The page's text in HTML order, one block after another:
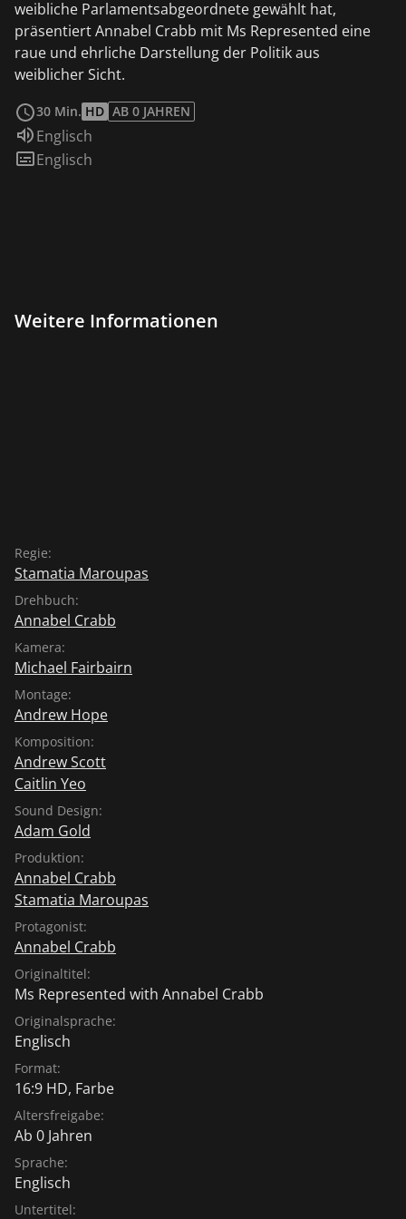
weibliche Parlamentsabgeordnete gewählt hat,
präsentiert Annabel Crabb mit Ms Represented eine
raue und ehrliche Darstellung der Politik aus
weiblicher Sicht.
30 Min. HD AB 0 JAHREN
Sprache:
Englisch
Untertitel:
Englisch
Weitere Informationen
Regie:
Stamatia Maroupas
Drehbuch:
Annabel Crabb
Kamera:
Michael Fairbairn
Montage:
Andrew Hope
Komposition:
Andrew Scott
Caitlin Yeo
Sound Design:
Adam Gold
Produktion:
Annabel Crabb
Stamatia Maroupas
Protagonist:
Annabel Crabb
Originaltitel:
Ms Represented with Annabel Crabb
Originalsprache:
Englisch
Format:
16:9 HD, Farbe
Altersfreigabe:
Ab 0 Jahren
Sprache:
Englisch
Untertitel: